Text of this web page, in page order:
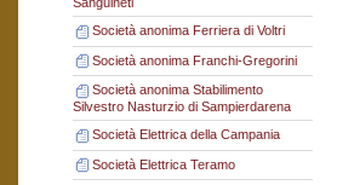
Società anonima Ferriera di Voltri
Società anonima Franchi-Gregorini
Società anonima Stabilimento
Silvestro Nasturzio di Sampierdarena
Società Elettrica della Campania
Società Elettrica Teramo